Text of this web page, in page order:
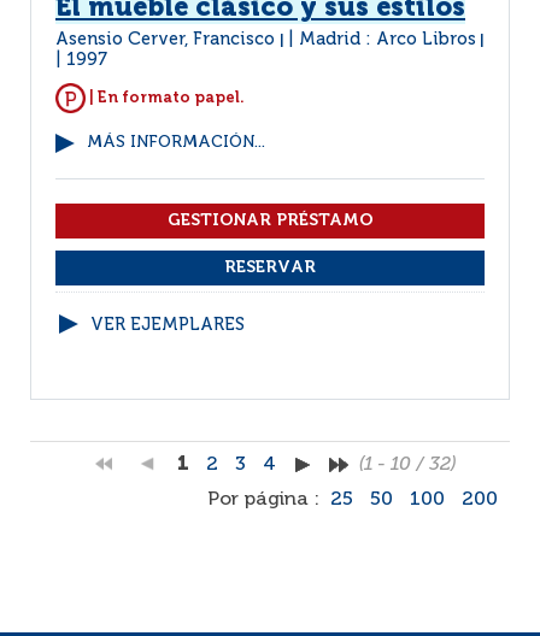
El mueble clásico y sus estilos
Asensio Cerver, Francisco Madrid : Arco Libros
1997
| En formato papel.
MÁS INFORMACIÓN...
VER EJEMPLARES
1 2 3 4
(1 - 10 / 32)
Por página :
25 50 100 200